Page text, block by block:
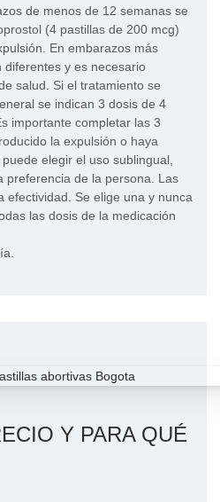
de menos de 12 semanas se
(4 pastillas de 200 mcg)
En embarazos más
diferentes y es necesario
salud. Si el tratamiento se
se indican 3 dosis de 4
importante completar las 3
la expulsión o haya
elegir el uso sublingual,
preferencia de la persona. Las
efectividad. Se elige una y nunca
las dosis de la medicación
Y PARA QUÉ